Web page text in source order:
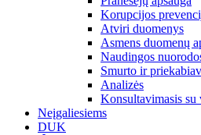
Korupcijos
Atviri duomenys
Asmens duomenų
Naudingos
Smurto ir
Analizės
Konsultavimasis su
Neįgaliesiems
DUK